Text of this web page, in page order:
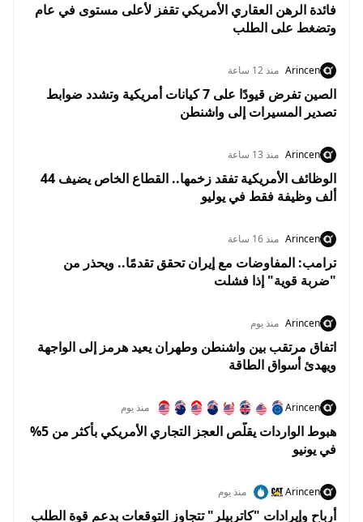
فائدة الرهن العقاري الأمريكي تقفز لأعلى مستوى في عام
وتضغط على الطلب
Arincen منذ 12 ساعة
الصين تفرض قيودًا على 7 كيانات أمريكية وتشدد ضوابط
تصدير المسيرات إلى واشنطن
Arincen منذ 13 ساعة
الوظائف الأمريكية تفقد زخمها.. القطاع الخاص يضيف 44
ألف وظيفة فقط في يوليو
Arincen منذ 16 ساعة
ترامب: المفاوضات مع إيران تحقق تقدمًا.. ويحذر من
"ضربة قوية" إذا فشلت
Arincen منذ يوم
اتفاق مرتقب بين واشنطن وطهران يعيد هرمز إلى الواجهة
ويهدئ أسواق الطاقة
Arincen منذ يوم
هبوط الواردات يقلّص العجز التجاري الأمريكي بأكثر من 5%
في يونيو
Arincen منذ يوم
أرباح وإيرادات "كاتربيلر" تتجاوز التوقعات بدعم قوة الطلب